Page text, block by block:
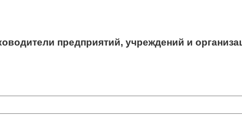
предприятий, учреждений и